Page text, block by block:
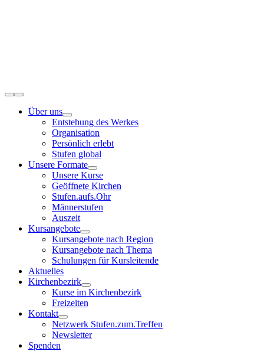
Toggle
NavigationÜber uns
Entstehung des Werkes
Organisation
Persönlich erlebt
Stufen global
Unsere Formate
Unsere Kurse
Geöffnete Kirchen
Stufen.aufs.Ohr
Männerstufen
Auszeit
Kursangebote
Kursangebote nach Region
Kursangebote nach Thema
Schulungen für Kursleitende
Aktuelles
Kirchenbezirk
Kurse im Kirchenbezirk
Freizeiten
Kontakt
Netzwerk Stufen.zum.Treffen
Newsletter
Spenden